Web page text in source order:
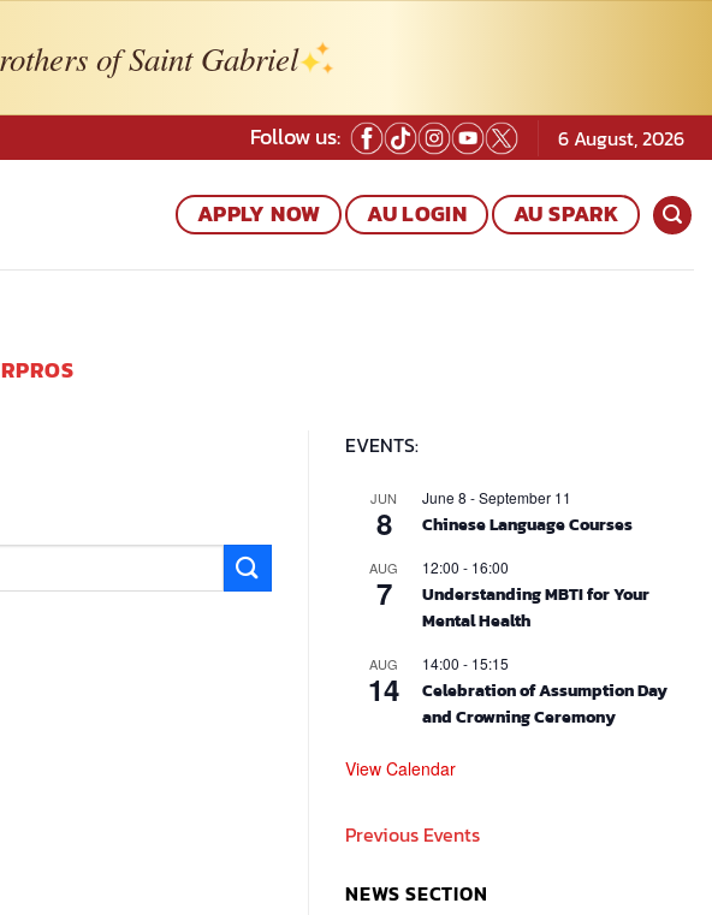
of Saint Gabriel
Follow us: 6 August, 2026
APPLY NOW AU LOGIN AU SPARK
EVENTS:
JUN
8
June 8 -September 11
Chinese Language Courses
AUG
7
12:00 - 16:00
Understanding MBTI for Your
Mental Health
AUG
14
14:00 - 15:15
Celebration of Assumption Day
and Crowning Ceremony
View Calendar
Previous Events
NEWS SECTION